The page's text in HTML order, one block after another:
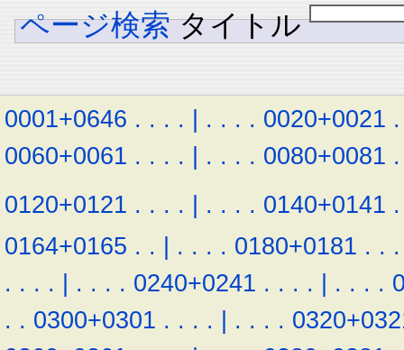
ページ検索 タイトル
0001+0646 . . . . | . . . . 0020+0021 .
0060+0061 . . . . | . . . . 0080+0081 .
0120+0121 . . . . | . . . . 0140+0141 .
0164+0165 . . | . . . . 0180+0181 . . .
. . . . | . . . . 0240+0241 . . . . | . . . .
. . 0300+0301 . . . . | . . . .